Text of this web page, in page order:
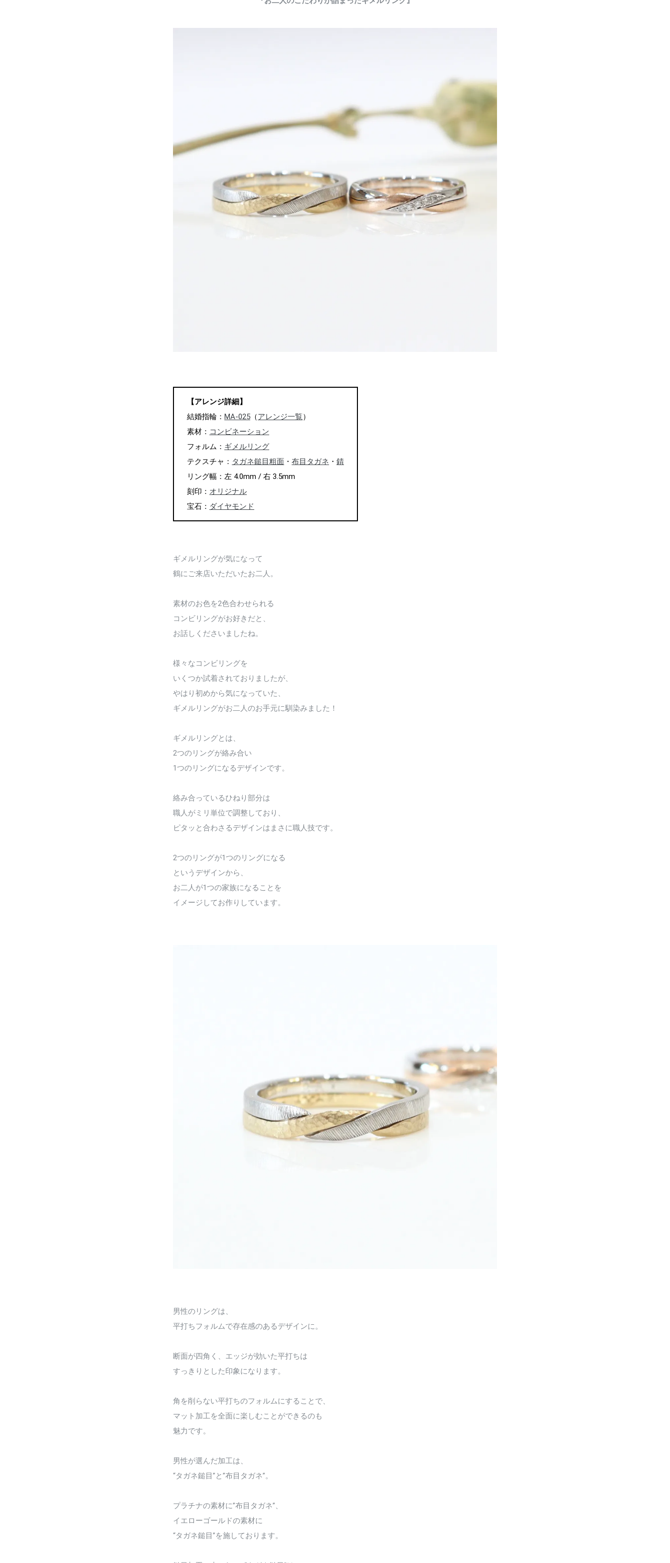
【アレンジ詳細】
結婚指輪： MA-025 （アレンジ一覧）
素材： コンビネーション
フォルム： ギメルリング
テクスチャ： タガネ鎚目粗面 ・ 布目タガネ ・ 錆
リング幅：左 4.0mm / 右 3.5mm
刻印： オリジナル
宝石： ダイヤモンド
ギメルリングが気になって
鶴にご来店いただいたお二人。
素材のお色を2色合わせられる
コンビリングがお好きだと、
お話しくださいましたね。
様々なコンビリングを
いくつか試着されておりましたが、
やはり初めから気になっていた、
ギメルリングがお二人のお手元に馴染みました！
ギメルリングとは、
2つのリングが絡み合い
1つのリングになるデザインです。
絡み合っているひねり部分は
職人がミリ単位で調整しており、
ピタッと合わさるデザインはまさに職人技です。
2つのリングが1つのリングになる
というデザインから、
お二人が1つの家族になることを
イメージしてお作りしています。
男性のリングは、
平打ちフォルムで存在感のあるデザインに。
断面が四角く、エッジが効いた平打ちは
すっきりとした印象になります。
角を削らない平打ちのフォルムにすることで、
マット加工を全面に楽しむことができるのも
魅力です。
男性が選んだ加工は、
“タガネ鎚目”と”布目タガネ”。
プラチナの素材に”布目タガネ”、
イエローゴールドの素材に
“タガネ鎚目”を施しております。